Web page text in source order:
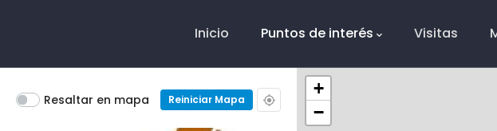
Navigation
Inicio Puntos de interés Visitas
Resaltar en mapa Reiniciar Mapa
+
−